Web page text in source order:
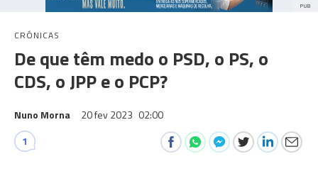
PUB
CRÓNICAS
De que têm medo o PSD, o PS, o
CDS, o JPP e o PCP?
Nuno Morna 20 fev 2023 02:00
1